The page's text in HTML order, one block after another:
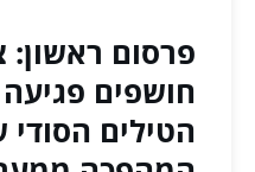
פרסום ראשון:
חושפים
הטילים